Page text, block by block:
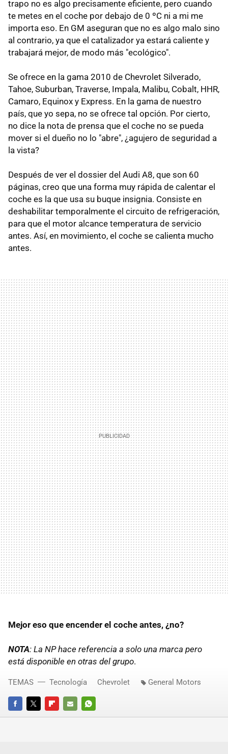
trapo no es algo precisamente eficiente, pero cuando
te metes en el coche por debajo de 0 ºC ni a mi me
importa eso. En GM aseguran que no es algo malo sino
al contrario, ya que el catalizador ya estará caliente y
trabajará mejor, de modo más "ecológico".
Se ofrece en la gama 2010 de Chevrolet Silverado,
Tahoe, Suburban, Traverse, Impala, Malibu, Cobalt, HHR,
Camaro, Equinox y Express. En la gama de nuestro
país, que yo sepa, no se ofrece tal opción. Por cierto,
no dice la nota de prensa que el coche no se pueda
mover si el dueño no lo "abre", ¿agujero de seguridad a
la vista?
Después de ver el dossier del Audi A8, que son 60
páginas, creo que una forma muy rápida de calentar el
coche es la que usa su buque insignia. Consiste en
deshabilitar temporalmente el circuito de refrigeración,
para que el motor alcance temperatura de servicio
antes. Así, en movimiento, el coche se calienta mucho
antes.
Mejor eso que encender el coche antes, ¿no?
NOTA: La NP hace referencia a solo una marca pero
está disponible en otras del grupo.
FACEBOOKTWITTERFLIPBOARD
E-
WHATSAPP
TEMAS Tecnología Chevrolet General Motors